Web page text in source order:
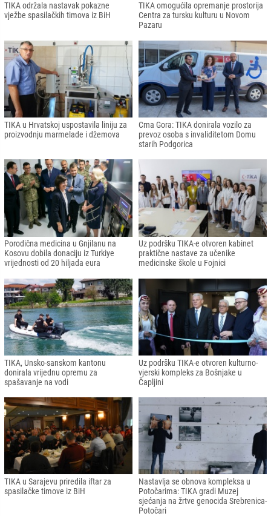
TIKA održala nastavak pokazne
vježbe spasilačkih timova iz BiH
TIKA omogućila opremanje prostorija
Centra za tursku kulturu u Novom
Pazaru
TIKA u Hrvatskoj uspostavila liniju za
proizvodnju marmelade i džemova
Crna Gora: TIKA donirala vozilo za
prevoz osoba s invaliditetom Domu
starih Podgorica
Porodična medicina u Gnjilanu na
Kosovu dobila donaciju iz Turkiye
vrijednosti od 20 hiljada eura
Uz podršku TIKA-e otvoren kabinet
praktične nastave za učenike
medicinske škole u Fojnici
TIKA, Unsko-sanskom kantonu
donirala vrijednu opremu za
spašavanje na vodi
Uz podršku TIKA-e otvoren kulturno-
vjerski kompleks za Bošnjake u
Čapljini
TIKA u Sarajevu priredila iftar za
spasilačke timove iz BiH
Nastavlja se obnova kompleksa u
Potočarima: TIKA gradi Muzej
sjećanja na žrtve genocida Srebrenica-
Potočari